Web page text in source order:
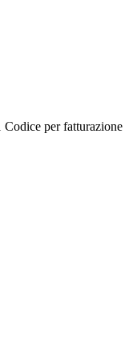
Codice per fatturazione